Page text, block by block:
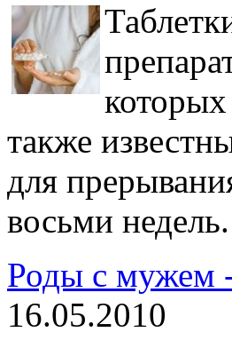
также
для
восьми недель.
Роды с мужем
16.05.2010